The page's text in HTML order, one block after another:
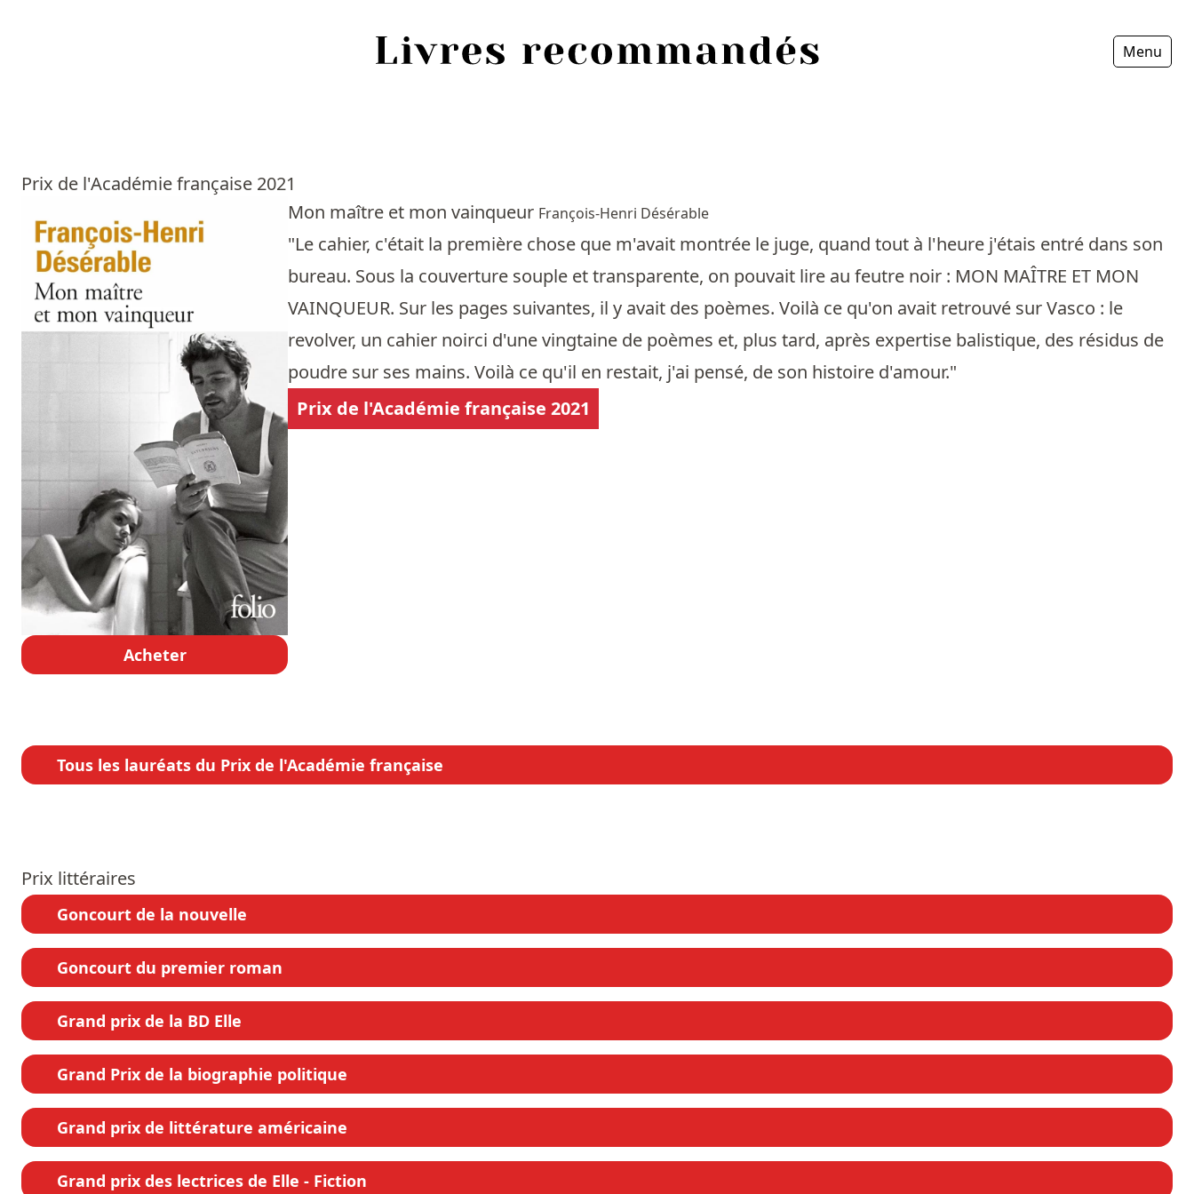
Menu
Prix de l'Académie française 2021
Acheter
Mon maître et mon vainqueur François-Henri Désérable
"Le cahier, c'était la première chose que m'avait montrée le juge, quand tout à l'heure j'étais entré dans son
bureau. Sous la couverture souple et transparente, on pouvait lire au feutre noir : MON MAÎTRE ET MON
VAINQUEUR. Sur les pages suivantes, il y avait des poèmes. Voilà ce qu'on avait retrouvé sur Vasco : le
revolver, un cahier noirci d'une vingtaine de poèmes et, plus tard, après expertise balistique, des résidus de
poudre sur ses mains. Voilà ce qu'il en restait, j'ai pensé, de son histoire d'amour."
Prix de l'Académie française 2021
Tous les lauréats du Prix de l'Académie française
Prix littéraires
Goncourt de la nouvelle
Goncourt du premier roman
Grand prix de la BD Elle
Grand Prix de la biographie politique
Grand prix de littérature américaine
Grand prix des lectrices de Elle - Fiction
Sources
Personnes
Livres
Livres les plus recommandés
Prix littéraires